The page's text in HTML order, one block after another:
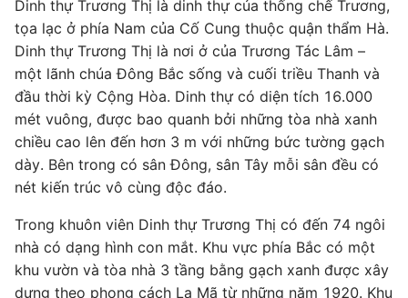
Dinh thự Trương Thị là dinh thự của thống chế Trương,
tọa lạc ở phía Nam của Cố Cung thuộc quận thẩm Hà.
Dinh thự Trương Thị là nơi ở của Trương Tác Lâm –
một lãnh chúa Đông Bắc sống và cuối triều Thanh và
đầu thời kỳ Cộng Hòa. Dinh thự có diện tích 16.000
mét vuông, được bao quanh bởi những tòa nhà xanh
chiều cao lên đến hơn 3 m với những bức tường gạch
dày. Bên trong có sân Đông, sân Tây mỗi sân đều có
nét kiến trúc vô cùng độc đáo.
Trong khuôn viên Dinh thự Trương Thị có đến 74 ngôi
nhà có dạng hình con mắt. Khu vực phía Bắc có một
khu vườn và tòa nhà 3 tầng bằng gạch xanh được xây
dựng theo phong cách La Mã từ những năm 1920. Khu